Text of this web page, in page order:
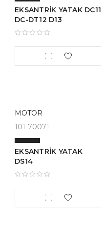
EKSANTRİK YATAK DC11
DC-DT12 D13
MOTOR
101-70071
EKSANTRİK YATAK
DS14